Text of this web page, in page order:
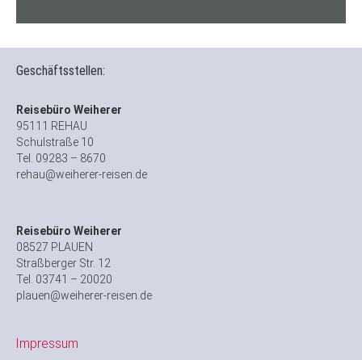
Geschäftsstellen:
Reisebüro Weiherer
95111 REHAU
Schulstraße 10
Tel. 09283 – 8670
rehau@weiherer-reisen.de
Reisebüro Weiherer
08527 PLAUEN
Straßberger Str. 12
Tel. 03741 – 20020
plauen@weiherer-reisen.de
Impressum